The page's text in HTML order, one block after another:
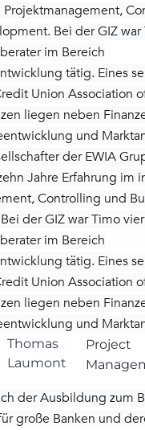
Bei der GIZ
im Bereich
tätig. Eines
Union Association
liegen neben
und
der EWIA
Jahre Erfahrung im
Controlling und
der GIZ war Timo
im Bereich
tätig. Eines
Union Association
liegen neben
und
Thomas
Laumont
Project
der Ausbildung zum
große Banken und